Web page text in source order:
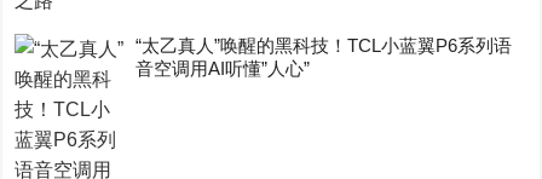
“太乙真人”唤醒的黑科技！TCL小蓝翼P6系列语
音空调用AI听懂”人心”